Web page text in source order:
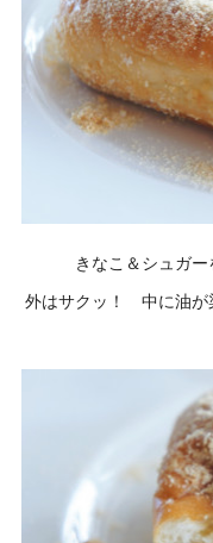
きなこ＆シュガー
外はサクッ！ 中に油が